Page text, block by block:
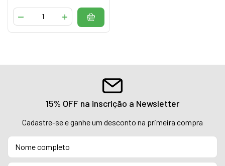
15% OFF na inscrição a Newsletter
Cadastre-se e ganhe um desconto na primeira compra